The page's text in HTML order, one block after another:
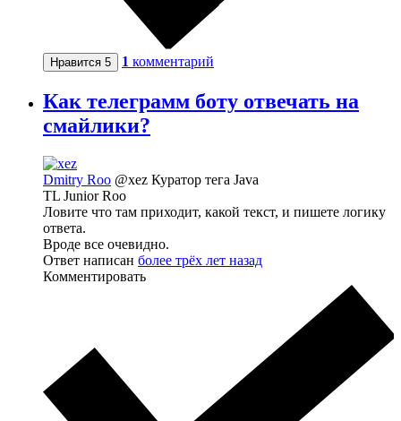
Нравится 5 1 комментарий
Как телеграмм боту отвечать на
смайлики?
Dmitry Roo @xez Куратор тега Java
TL Junior Roo
Ловите что там приходит, какой текст, и пишете логику
ответа.
Вроде все очевидно.
Ответ написан более трёх лет назад
Комментировать